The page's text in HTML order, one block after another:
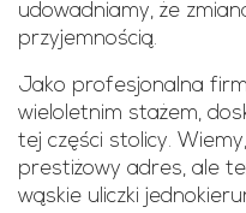
udowadniamy, że
przyjemnością.
Jako profesjonalna
wieloletnim stażem,
tej części stolicy.
prestiżowy adres, ale
wąskie uliczki